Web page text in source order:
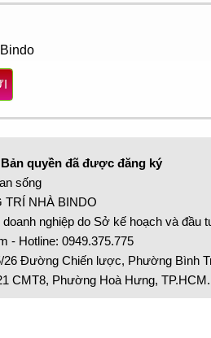
quyền đã được đăng ký
sống
TRÍ NHÀ BINDO
nghiệp do Sở kế hoạch và đầu
- Hotline: 0949.375.775
26 Đường Chiến lược, Phường Bình
CMT8, Phường Hoà Hưng,